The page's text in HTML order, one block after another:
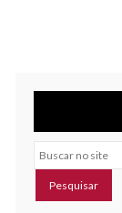
Buscar no site